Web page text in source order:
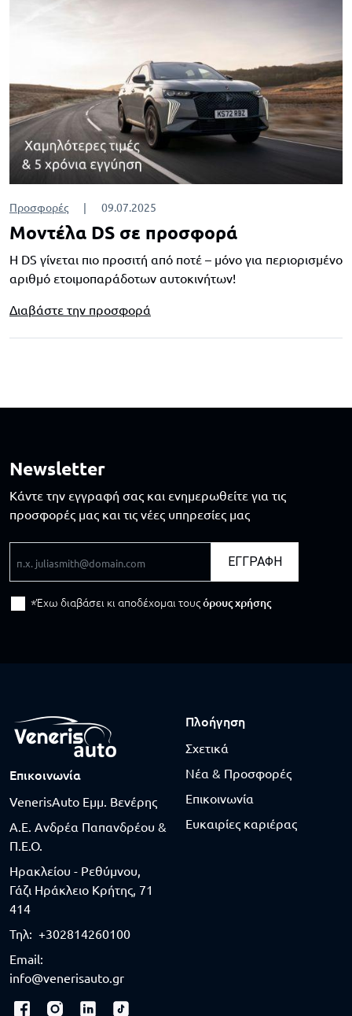
Προσφορές | 09.07.2025
Μοντέλα DS σε προσφορά
Η DS γίνεται πιο προσιτή από ποτέ – μόνο για περιορισμένο
αριθμό ετοιμοπαράδοτων αυτοκινήτων!
Διαβάστε την προσφορά
Newsletter
Κάντε την εγγραφή σας και ενημερωθείτε για τις
προσφορές μας και τις νέες υπηρεσίες μας
ΕΓΓΡΑΦΗ
Έχω διαβάσει κι αποδέχομαι τουςόρους χρήσης
Επικοινωνία
VenerisAuto Εμμ. Βενέρης
Α.Ε. Ανδρέα Παπανδρέου &
Π.Ε.Ο.
Ηρακλείου - Ρεθύμνου,
Γάζι Ηράκλειο Κρήτης, 71
414
Τηλ: +302814260100
Email:
info@venerisauto.gr
Πλοήγηση
Σχετικά
Νέα & Προσφορές
Επικοινωνία
Ευκαιρίες καριέρας